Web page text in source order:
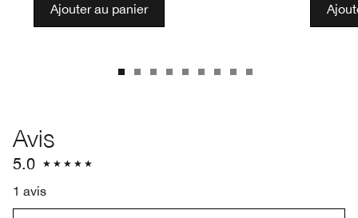
Ajouter au panier
Avis
5.0
1 avis